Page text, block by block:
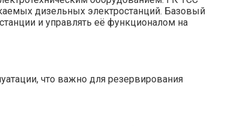
дизельных электростанций. Базовый
и управлять её функционалом на
что важно для резервирования